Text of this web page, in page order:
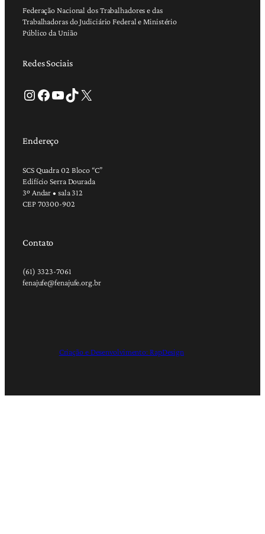
Federação Nacional dos Trabalhadores e das
Trabalhadoras do Judiciário Federal e Ministério
Público da União
Redes Sociais
Instagram Facebook Youtube TikTok X
Endereço
SCS Quadra 02 Bloco “C”
Edifício Serra Dourada
3º Andar • sala 312
CEP 70300-902
Contato
(61) 3323-7061
fenajufe@fenajufe.org.br
Criação e Desenvolvimento: RapDesign